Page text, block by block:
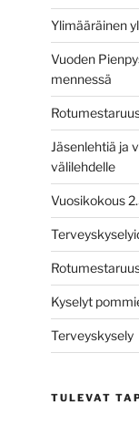
Ylimääräinen
Vuoden
mennessä
Jäsenlehtiä ja
välilehdelle
Vuosikokous
Kyselyt
Terveyskysely
TULEVAT